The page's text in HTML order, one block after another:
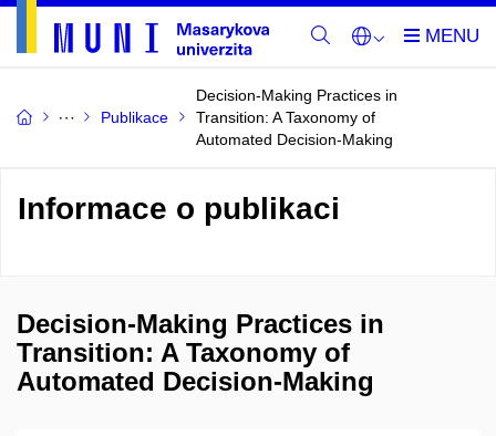
Publikace
Decision-Making Practices in
Transition: A Taxonomy of
Automated Decision-Making
Informace o publikaci
Decision-Making Practices in
Transition: A Taxonomy of
Automated Decision-Making